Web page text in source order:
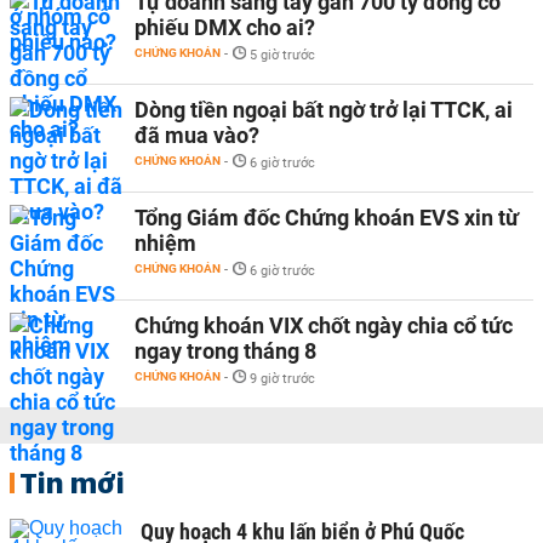
phiếu DMX cho ai?
CHỨNG KHOÁN - 5 giờ trước
Dòng tiền ngoại bất ngờ trở lại TTCK, ai
đã mua vào?
CHỨNG KHOÁN - 6 giờ trước
Tổng Giám đốc Chứng khoán EVS xin từ
nhiệm
CHỨNG KHOÁN - 6 giờ trước
Chứng khoán VIX chốt ngày chia cổ tức
ngay trong tháng 8
CHỨNG KHOÁN - 9 giờ trước
Tin mới
Quy hoạch 4 khu lấn biển ở Phú Quốc